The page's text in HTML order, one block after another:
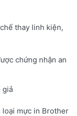
thay linh kiện,
chứng nhận an
giả
mực in Brother